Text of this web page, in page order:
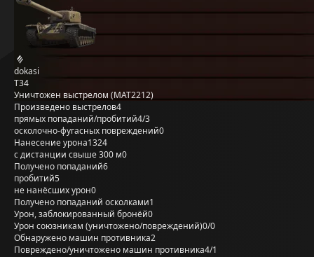
dokasi
T34
Уничтожен выстрелом (MAT2212)
Произведено выстрелов4
прямых попаданий/пробитий4/3
осколочно-фугасных повреждений0
Нанесение урона1324
с дистанции свыше 300 м0
Получено попаданий6
пробитий5
не нанёсших урон0
Получено попаданий осколками1
Урон, заблокированный бронёй0
Урон союзникам (уничтожено/повреждений)0/0
Обнаружено машин противника2
Повреждено/уничтожено машин противника4/1